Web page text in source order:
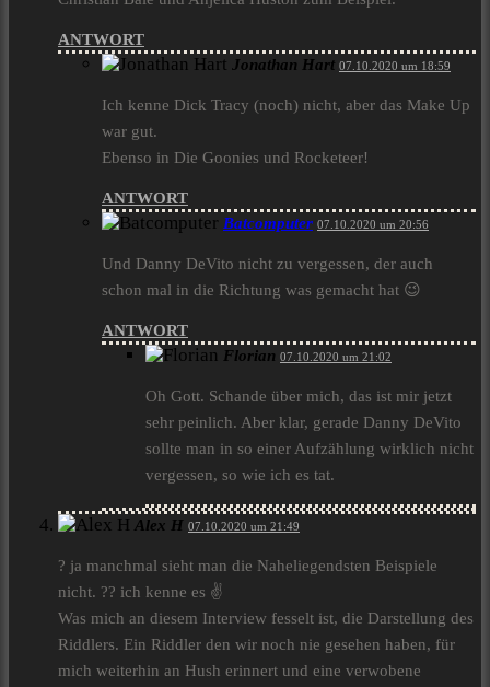
ANTWORT
Jonathan Hart 07.10.2020 um 18:59
Ich kenne Dick Tracy (noch) nicht, aber das Make Up
war gut.
Ebenso in Die Goonies und Rocketeer!
ANTWORT
Batcomputer 07.10.2020 um 20:56
Und Danny DeVito nicht zu vergessen, der auch
schon mal in die Richtung was gemacht hat 😉
ANTWORT
Florian 07.10.2020 um 21:02
Oh Gott. Schande über mich, das ist mir jetzt
sehr peinlich. Aber klar, gerade Danny DeVito
sollte man in so einer Aufzählung wirklich nicht
vergessen, so wie ich es tat.
Alex H 07.10.2020 um 21:49
? ja manchmal sieht man die Naheliegendsten Beispiele
nicht. ?? ich kenne es ✌️
Was mich an diesem Interview fesselt ist, die Darstellung des
Riddlers. Ein Riddler den wir noch nie gesehen haben, für
mich weiterhin an Hush erinnert und eine verwobene